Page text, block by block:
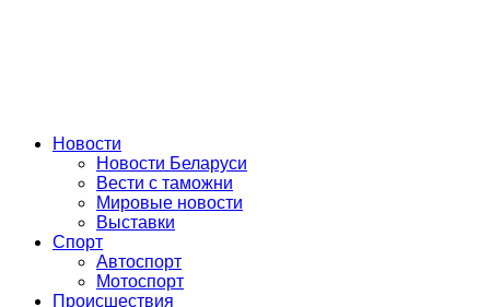
Сайт про автомобили
Новости
Новости Беларуси
Вести с таможни
Мировые новости
Выставки
Спорт
Автоспорт
Мотоспорт
Происшествия